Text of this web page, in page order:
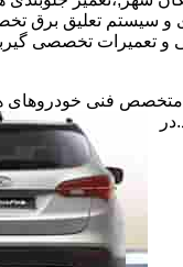
و سیستم تعلیق برق
تخصصی
متخصص فنی